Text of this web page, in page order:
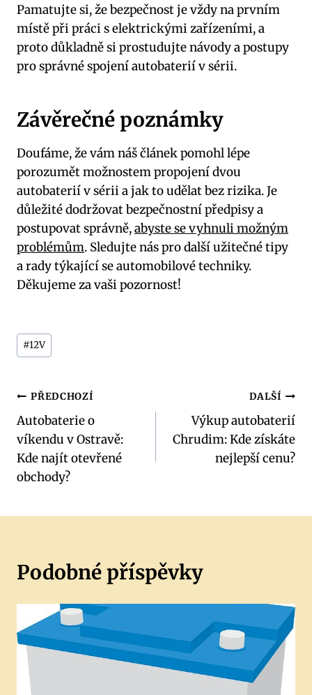
Pamatujte si, že bezpečnost je vždy na prvním
místě při práci s elektrickými zařízeními, a
proto důkladně si prostudujte návody a postupy
pro správné spojení autobaterií v sérii.
Závěrečné poznámky
Doufáme, že vám náš článek pomohl lépe
porozumět možnostem propojení dvou
autobaterií v sérii a jak to udělat bez rizika. Je
důležité dodržovat bezpečnostní předpisy a
postupovat správně,abyste se vyhnuli možným
problémům. Sledujte nás pro další užitečné tipy
a rady týkající se automobilové techniky.
Děkujeme za vaši pozornost!
Štítky
příspěvků:
#12V
Navigace
pro
příspěvek
PŘEDCHOZÍ
Autobaterie o
víkendu v Ostravě:
Kde najít otevřené
obchody?
DALŠÍ
Výkup autobaterií
Chrudim: Kde získáte
nejlepší cenu?
Podobné příspěvky